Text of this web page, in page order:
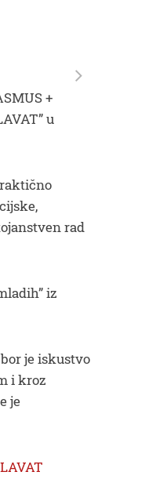
+
u
rad
iz
je iskustvo
i kroz
je